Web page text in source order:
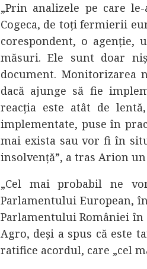
„Prin analizele pe care
Cogeca, de toți fermierii
corespondent, o agenție,
măsuri. Ele sunt doar
document. Monitorizarea
dacă ajunge să fie
reacția este atât de
implementate, puse în
mai exista sau vor fi în
insolvență”, a tras Arion
„Cel mai probabil ne
Parlamentului European,
Parlamentului României în
Agro, deși a spus că este
ratifice acordul, care „cel